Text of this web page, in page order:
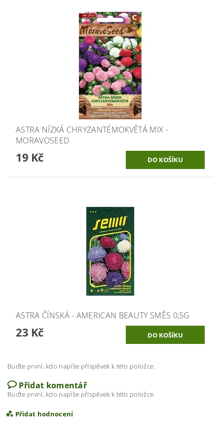
ASTRA NÍZKÁ CHRYZANTÉMOKVĚTÁ MIX -
MORAVOSEED
19 Kč
ASTRA ČÍNSKÁ - AMERICAN BEAUTY SMĚS 0,5G
23 Kč
Buďte první, kdo napíše příspěvek k této položce.
Přidat komentář
Buďte první, kdo napíše příspěvek k této položce.
Přidat hodnocení